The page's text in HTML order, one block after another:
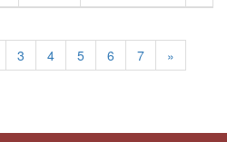
3 4 5 6 7
»